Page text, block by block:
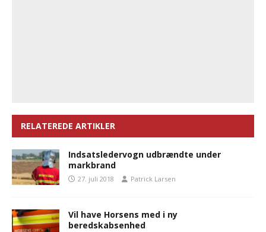
RELATEREDE ARTIKLER
Indsatsledervogn udbrændte under
markbrand
27. juli 2018 Patrick Larsen
Vil have Horsens med i ny
beredskabsenhed